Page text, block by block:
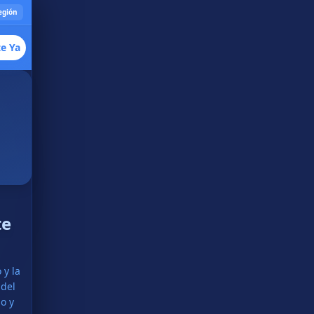
Ya
y la
y